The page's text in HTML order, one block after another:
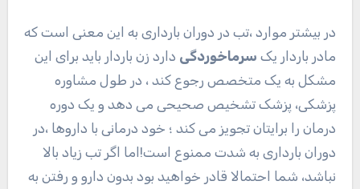
در بیشتر موارد ،تب در دوران بارداری به این معنی است که
مادر باردار یک سرماخوردگی دارد زن باردار باید برای این
مشکل به یک متخصص رجوع کند ، در طول مشاوره
پزشکی، پزشک تشخیص صحیحی می دهد و یک دوره
درمان را برایتان تجویز می کند ؛ خود درمانی با داروها ،در
دوران بارداری به شدت ممنوع است!اما اگر تب زیاد بالا
نباشد، شما احتمالا قادر خواهید بود بدون دارو و رفتن به